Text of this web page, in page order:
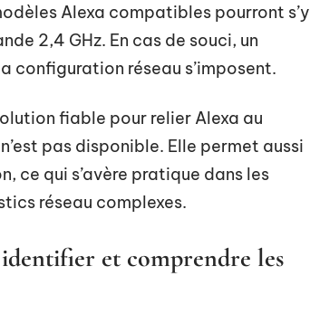
Alexa compatibles pourront s’y
2,4 GHz. En cas de souci, un
configuration réseau s’imposent.
fiable pour relier Alexa au
pas disponible. Elle permet aussi
ce qui s’avère pratique dans les
réseau complexes.
et comprendre les